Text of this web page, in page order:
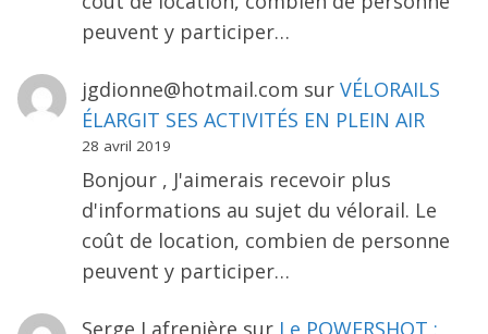
peuvent y participer…
jgdionne@hotmail.com sur VÉLORAILS
ÉLARGIT SES ACTIVITÉS EN PLEIN AIR
28 avril 2019
Bonjour , J'aimerais recevoir plus
d'informations au sujet du vélorail. Le
coût de location, combien de personne
peuvent y participer…